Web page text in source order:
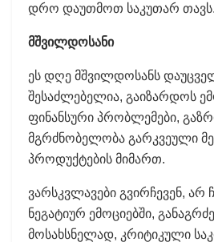
დრო დაუთმოთ საკუთარ თავს.
მშვილდოსანი
ეს დღე მშვილდოსანს
შესაძლებელია, გაიზარდოს
ფინანსური პრობლემები,
მგრძნობელობა გარკვეული
პროდუქტების მიმართ.
ვარსკვლავები გვირჩევენ, არ
ნეგატიურ ემოციებში,
მოსახსნელად, კრიტიკული